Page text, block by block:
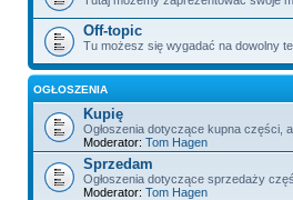
Off-topic
Tu możesz się wygadać na dowolny
OGŁOSZENIA
Kupię
Ogłoszenia dotyczące kupna części,
Moderator: Tom Hagen
Sprzedam
Ogłoszenia dotyczące sprzedaży
Moderator: Tom Hagen